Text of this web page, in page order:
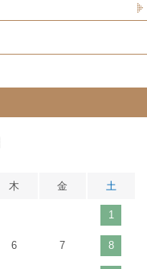
木 金 土
1
6 7 8